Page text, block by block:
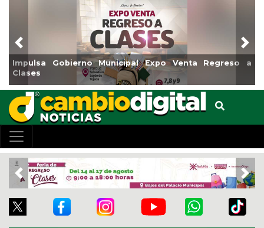
Municipal Expo Venta Regreso a
Reabrirá
Previous
Previous